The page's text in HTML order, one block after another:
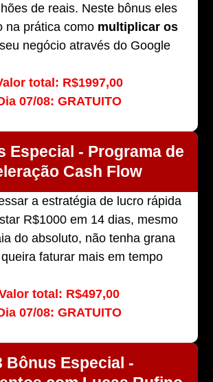
de reais. Neste bônus eles
na prática como multiplicar os
negócio através do Google
total: R$1997,00
07/08: GRATUITO
Especial - Programa de
Cash Flow
a estratégia de lucro rápida
R$1000 em 14 dias, mesmo
do absoluto, não tenha grana
faturar mais em tempo
total: R$497,00
07/08: GRATUITO
Bônus Especial -
ENTRAR NO GRUPO VIP